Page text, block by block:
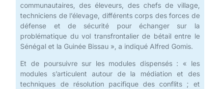
communautaires, des éleveurs, des chefs de village,
techniciens de l’élevage, différents corps des forces de
défense et de sécurité pour échanger sur la
problématique du vol transfrontalier de bétail entre le
Sénégal et la Guinée Bissau », a indiqué Alfred Gomis.
Et de poursuivre sur les modules dispensés : « les
modules s’articulent autour de la médiation et des
techniques de résolution pacifique des conflits ; et